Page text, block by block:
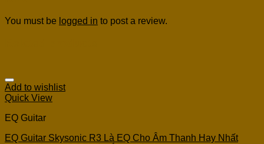
You must be logged in to post a review.
Add to wishlist
Quick View
EQ Guitar
EQ Guitar Skysonic R3 Là EQ Cho Âm Thanh Hay Nhất